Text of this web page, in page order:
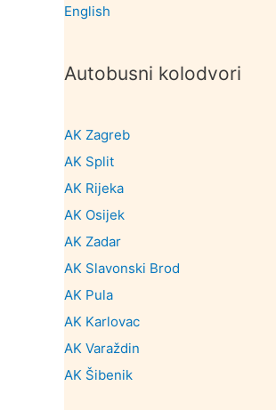
English
Autobusni kolodvori
AK Zagreb
AK Split
AK Rijeka
AK Osijek
AK Zadar
AK Slavonski Brod
AK Pula
AK Karlovac
AK Varaždin
AK Šibenik